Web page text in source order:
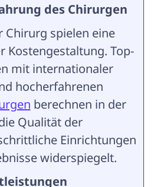
des Chirurgen
Chirurg spielen eine
Kostengestaltung. Top-
mit internationaler
hocherfahrenen
berechnen in der
Qualität der
Einrichtungen
widerspiegelt.